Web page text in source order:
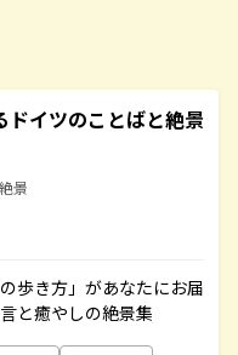
ドイツのことばと絶景
景
歩き方」があなたにお届
と癒やしの絶景集